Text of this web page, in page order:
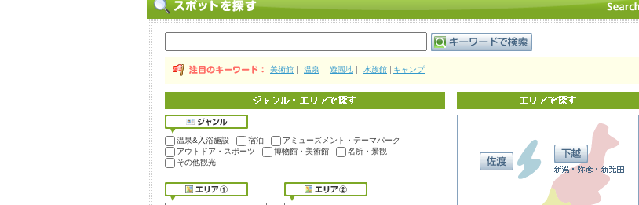
美術館 温泉 遊園地 水族館 キャンプ
温泉&入浴施設 宿泊
アミューズメント・テーマパーク
アウトドア・スポーツ
博物館・美術館
名所・景観
その他観光